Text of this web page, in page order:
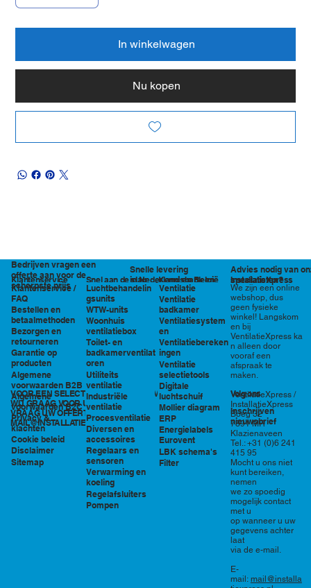
In winkelwagen
Nu kopen
Klantenservice
Klantenservice /
FAQ
Bestellen en
betaalmethoden
Bezorgen en
retourneren
Garantie op
producten
Algemene
voorwaarden B2B
Algemene
voorwaarden B2C
Privacy &
klachten
Cookie beleid
Disclaimer
Sitemap
VOOR EEN SELECTIE EN PRIJSOPGAVE STAAN
WIJ GRAAG VOOR U KLAAR!
VRAAG UW OFFERTE AAN VIA
MAIL@INSTALLATIEXPRESS.NL
Bedrijven vragen een
offerte aan voor de
scherpste prijs
Snelle levering
in Nederland en België
Advies nodig van
specialisten?
Snel aan de slag
Luchtbehandelin
gsunits
WTW-units
Woonhuis
ventilatiebox
Toilet- en
badkamerventilat
oren
Utiliteits
ventilatie
Industriële
ventilatie
Procesventilatie
Diversen en
accessoires
Regelaars en
sensoren
Verwarming en
koeling
Regelafsluiters
Pompen
Kennisbank en
tools
Ventilatie
Ventilatie
badkamer
Ventilatiesystem
en
Ventilatiebereken
ingen
Ventilatie
selectietools
Digitale
luchtschuif
Mollier diagram
ERP
Energielabels
Eurovent
LBK schema's
Filter
We zijn een online
webshop, dus
geen fysieke
winkel! Langskom
en bij
VentilatieXpress ka
n alleen door
vooraf een
afspraak te
maken.
VentilatieXpress /
InstallatieXpress
Boeg 32
7891 MR
Klazienaveen
Tel.: +31 (0)6 241
415 95
Mocht u ons niet
kunt bereiken,
nemen
we zo spoedig
mogelijk contact
met u
op wanneer u uw
gegevens achter
laat
via de e-mail.
E-
mail: mail@installa
InstallatieXpress
Volg ons
Inschrijven
nieuwsbrief